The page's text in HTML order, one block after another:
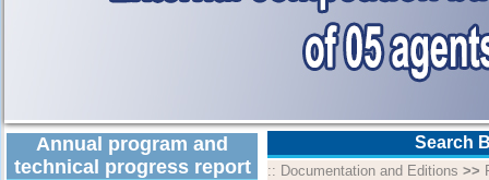
Annual program and
technical progress report
Search
:: Documentation and Editions >>